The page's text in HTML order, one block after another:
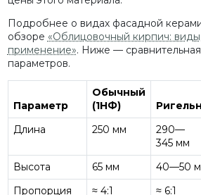
Подробнее о видах фасадной
обзоре «Облицовочный кирпич:
применение». Ниже —
параметров.
Параметр
Обычный
(1НФ)
Длина
250 мм
290—
345 мм
Высота
65 мм 40—50
Пропорция
≈ 4:1 ≈ 6:1